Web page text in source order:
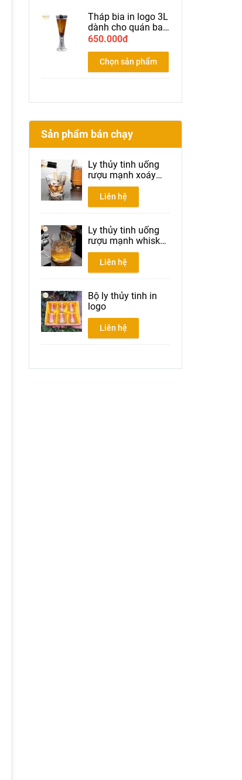
Tháp bia in logo 3L
dành cho quán bar
nhà hàng bia màu
650.000đ
Chọn sản phẩm
Sản phẩm bán chạy
Ly thủy tinh uống
rượu mạnh xoáy
300ml
Liên hệ
Ly thủy tinh uống
rượu mạnh whisky
300ml
Liên hệ
Bộ ly thủy tinh in
logo
Liên hệ